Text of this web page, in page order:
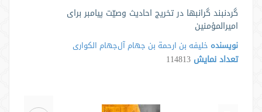
گردنبند گرانبها در تخریج احادیث وصیّت پیامبر برای
امیرالمؤمنین
نویسنده خلیفه بن ارحمة بن جهام آل‌جهام الکواری
تعداد نمایش 114813